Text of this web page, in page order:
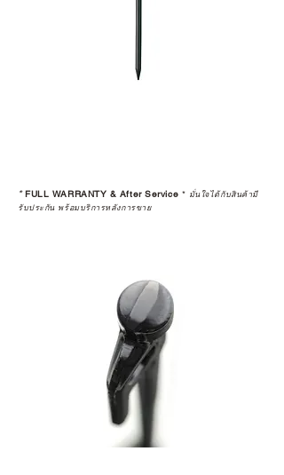
ค้าที่คุณกำลังเลือกซื้อนั้น มีการรับ
ประกันสินค้าจากตัวแทนจำหน่าย
อย่างเป็นทางการหรือไม่ เพื่อให้คุณ
ในอุปกรณ์ที่คุณรัก มีคุณค่าอย่าง
ตัวแทนจำหน่ายที่ได้รับการแต่งตั้ง
เพื่อให้คุณได้รับทั้งสินค้า และ
ประสบการณ์ที่สมบูรณ์แบบในระยะ
อ่านต่อเรื่องการรับประกันสินค้าได้
https://www.campstudio.co.th/
*FULL WARRANTY & After Service * มั่นใจได้กับสินค้ามี
รับประกัน พร้อมบริการหลังการขาย